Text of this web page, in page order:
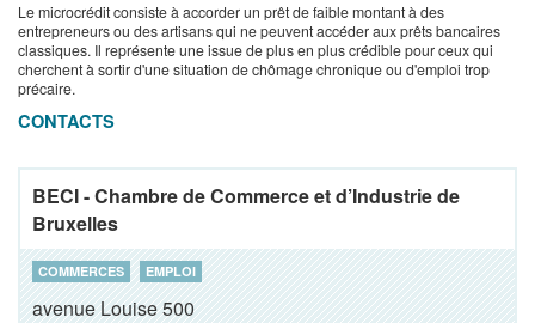
Le microcrédit consiste à accorder un prêt de faible montant à des
entrepreneurs ou des artisans qui ne peuvent accéder aux prêts bancaires
classiques. Il représente une issue de plus en plus crédible pour ceux qui
cherchent à sortir d'une situation de chômage chronique ou d'emploi trop
précaire.
CONTACTS
BECI - Chambre de Commerce et d’Industrie de
Bruxelles
COMMERCES EMPLOI
avenue Louise 500